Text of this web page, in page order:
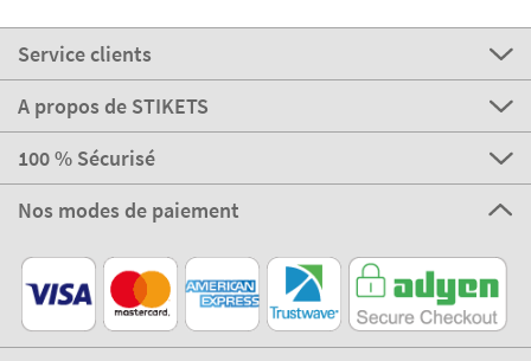
Service clients
A propos de STIKETS
100 % Sécurisé
Nos modes de paiement